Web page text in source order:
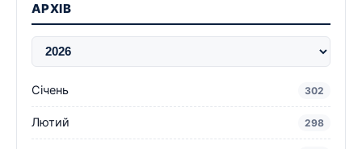
АРХІВ
Січень 302
Лютий 298